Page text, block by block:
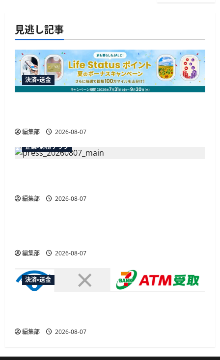
見逃し記事
決済・送金
編集部
2026-08-07
企業・財務テック
編集部 2026-08-07
広告
編集部 2026-08-07
決済・送金
編集部 2026-08-07